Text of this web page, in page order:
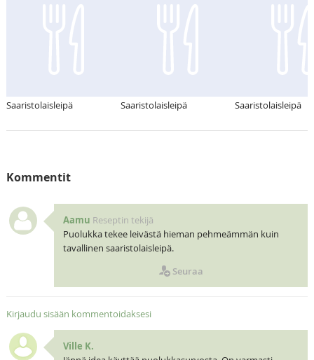
Saaristolaisleipä Saaristolaisleipä Saaristolaisleipä
Kommentit
Aamu Reseptin tekijä
Puolukka tekee leivästä hieman pehmeämmän kuin
tavallinen saaristolaisleipä.
Seuraa
Kirjaudu sisään kommentoidaksesi
Ville K.